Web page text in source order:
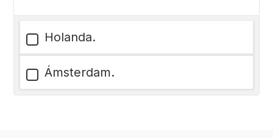
Holanda.
Ámsterdam.